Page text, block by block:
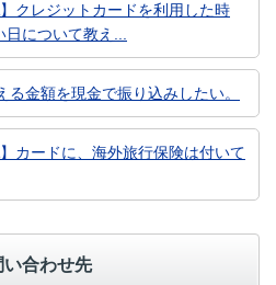
】クレジットカードを利用した時
について教え...
る金額を現金で振り込みしたい。
】カードに、海外旅行保険は付いて
い合わせ先